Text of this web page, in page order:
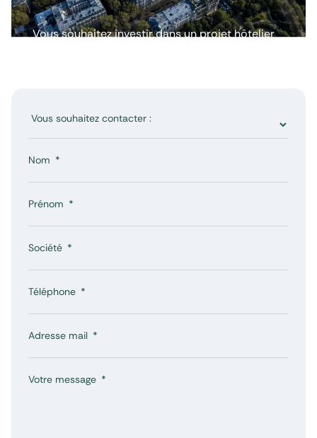
Vous souhaitez investir dans un projet hôtelier
Nom
Prénom
Société
Téléphone
Adresse mail
Votre message